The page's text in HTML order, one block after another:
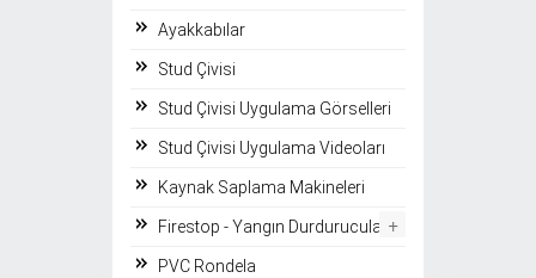
Ayakkabılar
Stud Çivisi
Stud Çivisi Uygulama Görselleri
Stud Çivisi Uygulama Videoları
Kaynak Saplama Makineleri
Firestop - Yangın Durdurucular +
PVC Rondela